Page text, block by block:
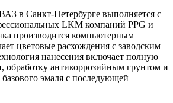
в Санкт-Петербурге выполняется с
LKM компаний PPG и
производится компьютерным
цветовые расхождения с заводским
нанесения включает полную
обработку антикоррозийным грунтом и
базового эмаля с последующей